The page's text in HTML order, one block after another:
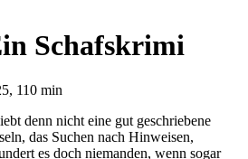
Schafskrimi
110 min
denn nicht eine gut geschriebene
das Suchen nach Hinweisen,
es doch niemanden, wenn sogar